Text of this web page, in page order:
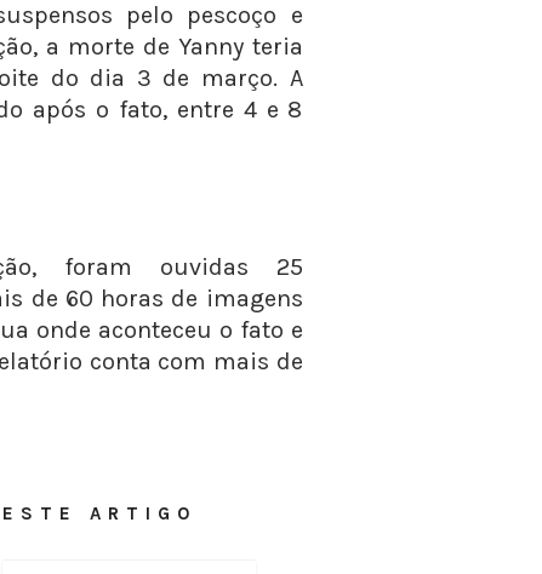
pelo pescoço e
a morte de Yanny teria
do dia 3 de março. A
após o fato, entre 4 e 8
foram ouvidas 25
de 60 horas de imagens
onde aconteceu o fato e
conta com mais de
ARTIGO